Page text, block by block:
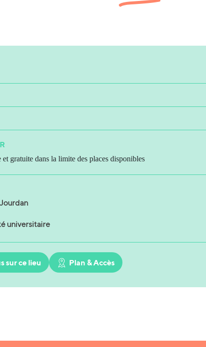
gratuite dans la limite des places disponibles
universitaire
sur ce lieu
Plan & Accès